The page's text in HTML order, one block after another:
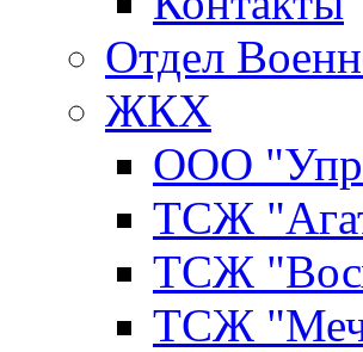
Отдел
ЖКХ
ООО
ТСЖ
ТСЖ
ТСЖ